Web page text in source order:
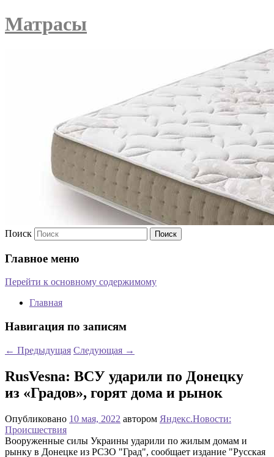
Матрасы
Поиск
Главное меню
Перейти к основному содержимому
Главная
Навигация по записям
← Предыдущая Следующая →
RusVesna: ВСУ ударили по Донецку
из «Градов», горят дома и рынок
Опубликовано 10 мая, 2022 автором Яндекс.Новости:
Происшествия
Вооруженные силы Украины ударили по жилым домам и
рынку в Донецке из РСЗО "Град", сообщает издание "Русская